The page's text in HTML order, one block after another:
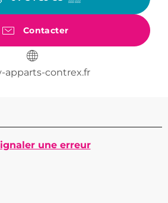
Contacter
apparts-contrex.fr
une erreur